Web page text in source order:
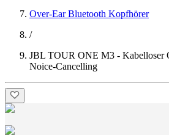
Over-Ear Bluetooth Kopfhörer
/
JBL TOUR ONE M3 - Kabelloser
Noice-Cancelling